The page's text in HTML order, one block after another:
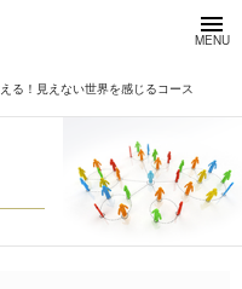
る！見えない世界を感じるコース